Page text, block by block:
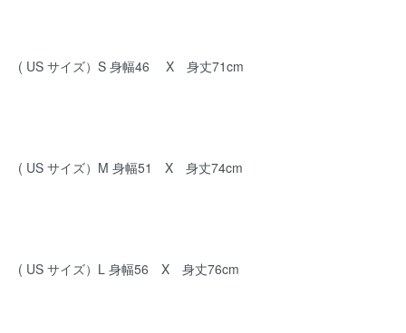
( US サイズ）S 身幅46 X 身丈71cm
( US サイズ）M 身幅51 X 身丈74cm
( US サイズ）L 身幅56 X 身丈76cm